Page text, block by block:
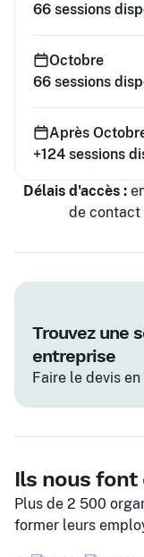
66 sessions
Octobre
66 sessions
Après
+124 sessions
Délais d'accès :
de contact
Trouvez une
entreprise
Faire le devis
Ils nous font
Plus de 2 500
former leurs